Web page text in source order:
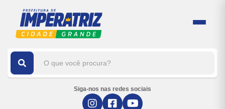
Siga-nos nas redes sociais